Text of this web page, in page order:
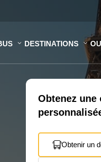
DESTINATIONS
Obtenez une
Obtenir un